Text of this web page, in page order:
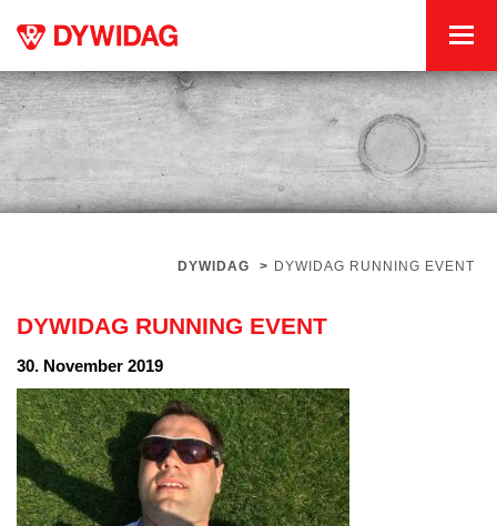
DYWIDAG > DYWIDAG RUNNING EVENT
DYWIDAG RUNNING EVENT
30. November 2019